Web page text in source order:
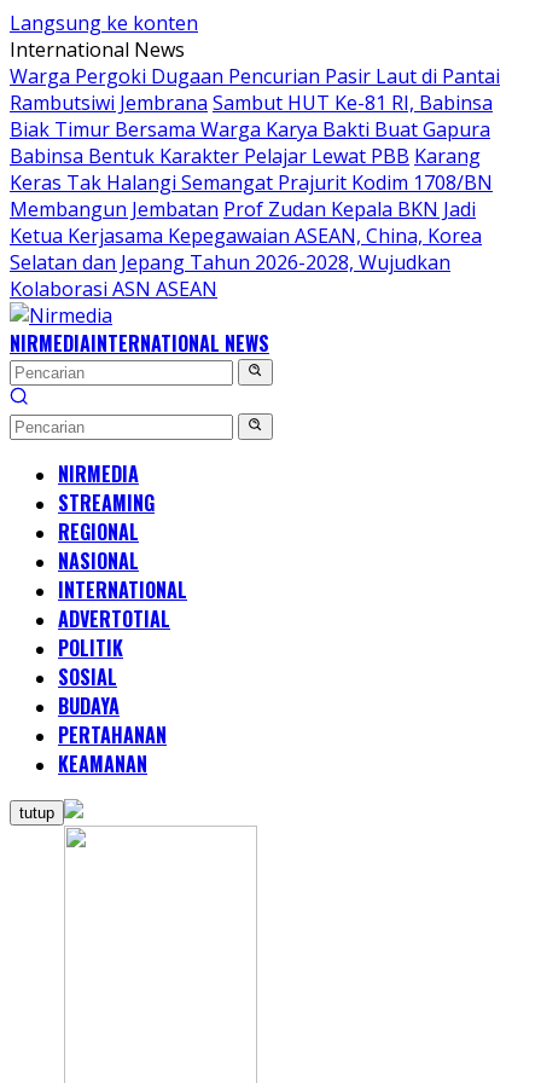
Langsung ke konten
International News
Warga Pergoki Dugaan Pencurian Pasir Laut di Pantai
Rambutsiwi Jembrana Sambut HUT Ke-81 RI, Babinsa
Biak Timur Bersama Warga Karya Bakti Buat Gapura
Babinsa Bentuk Karakter Pelajar Lewat PBB Karang
Keras Tak Halangi Semangat Prajurit Kodim 1708/BN
Membangun Jembatan Prof Zudan Kepala BKN Jadi
Ketua Kerjasama Kepegawaian ASEAN, China, Korea
Selatan dan Jepang Tahun 2026-2028, Wujudkan
Kolaborasi ASN ASEAN
NIRMEDIAINTERNATIONAL NEWS
NIRMEDIA
STREAMING
REGIONAL
NASIONAL
INTERNATIONAL
ADVERTOTIAL
POLITIK
SOSIAL
BUDAYA
PERTAHANAN
KEAMANAN
tutup